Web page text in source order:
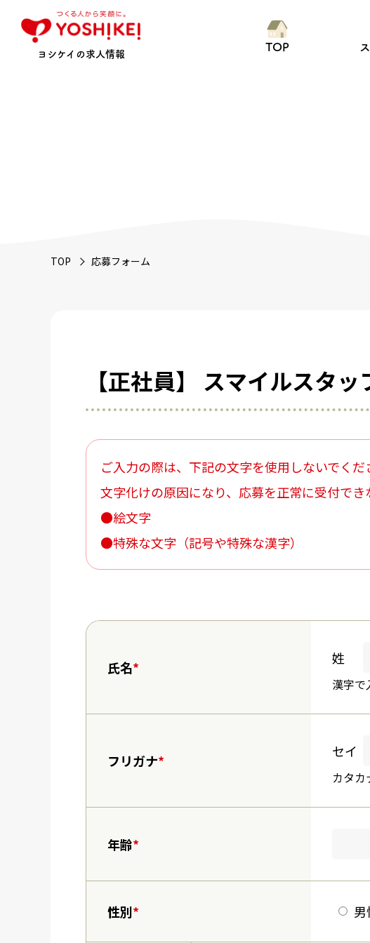
ヨシケイの求人情報
TOP
TOP 応募フォーム
【正社員】 スマイルスタッ
ご入力の際は、下記の文字を使用しないでくだ
文字化けの原因になり、応募を正常に受付でき
●絵文字
●特殊な文字（記号や特殊な漢字）
氏名*
姓
漢字で
フリガナ*
セイ
カタ
年齢*
性別* 男